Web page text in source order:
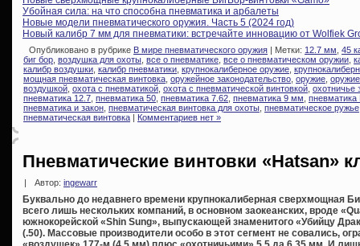
Убойная сила: на что способна пневматика и арбалеты
Новые модели пневматического оружия. Часть 5 (2024 год)
Новый калибр 7 мм для пневматики: встречайте инновацию от Wolfiek
Опубликовано в рубрике В мире пневматического оружия | Метки: 12.7 мм 45
биг бор воздушка для охоты все о пневматике все о пневматическом оружии
калибр воздушки калибр пневматики крупнокалиберное оружие
мощная пневматическая винтовка оружейное законодательство оружие
воздушкой охота с пневматикой охота с пневматической винтовкой охотничье
пневматика 12.7 пневматика 50 пневматика 7.62 пневматика 9 мм пневматика
пневматика и закон пневматическая винтовка для охоты пневматическое ружье
пневматическая винтовка | Комментариев нет »
Пневматические винтовки «Hatsan»
| Автор: ingewarr
Буквально до недавнего времени крупнокалиберная сверхмощная
всего лишь нескольких компаний, в основном заокеанских, вроде
южнокорейской «Shin Sung», выпускающей знаменитого «Убийцу
(.50). Массовые производители особо в этот сегмент не совались,